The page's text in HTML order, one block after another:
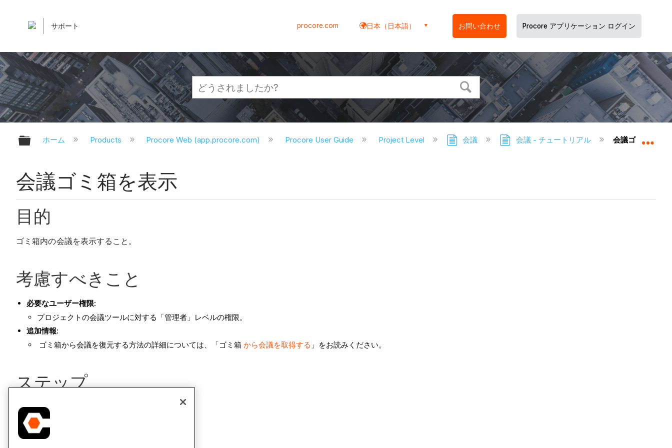
サポート procore.com 日本（日本語） お問い合わせ Procore アプリケーション ログイン
グローバル階層を展開/折りたたむ
ホーム Products Procore Web (app.procore.com) Procore User Guide Project Level 会議 会議 - チュートリアル 会議ゴミ箱を表
会議ゴミ箱を表示
目的
ゴミ箱内の会議を表示すること。
考慮すべきこと
必要なユーザー権限:
プロジェクトの会議ツールに対する「管理者」レベルの権限。
追加情報:
ゴミ箱から会議を復元する方法の詳細については、「ゴミ箱 から会議を取得する 」をお読みください。
ステップ
[会議]ツールに移動します。
[ゴミ箱]